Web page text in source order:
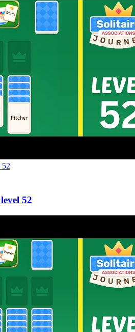
52
52